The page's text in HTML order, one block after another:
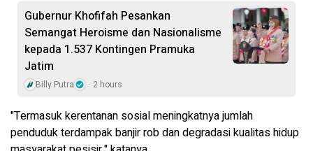
Gubernur Khofifah Pesankan
Semangat Heroisme dan Nasionalisme
kepada 1.537 Kontingen Pramuka
Jatim
Billy Putra 2 hours
"Termasuk kerentanan sosial meningkatnya jumlah
penduduk terdampak banjir rob dan degradasi kualitas hidup